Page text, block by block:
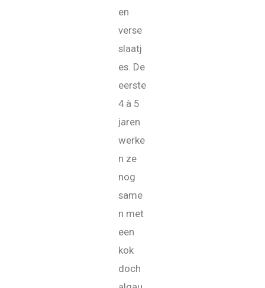
en
verse
slaatj
es. De
eerste
4 à 5
jaren
werke
n ze
nog
same
n met
een
kok
doch